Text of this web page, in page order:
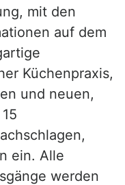
mit den
auf dem
Küchenpraxis,
und neuen,
ein. Alle
werden